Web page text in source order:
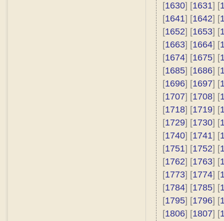
[1630] [1631] [
[1641] [1642] [
[1652] [1653] [
[1663] [1664] [
[1674] [1675] [
[1685] [1686] [
[1696] [1697] [
[1707] [1708] [
[1718] [1719] [
[1729] [1730] [
[1740] [1741] [
[1751] [1752] [
[1762] [1763] [
[1773] [1774] [
[1784] [1785] [
[1795] [1796] [
[1806] [1807] [